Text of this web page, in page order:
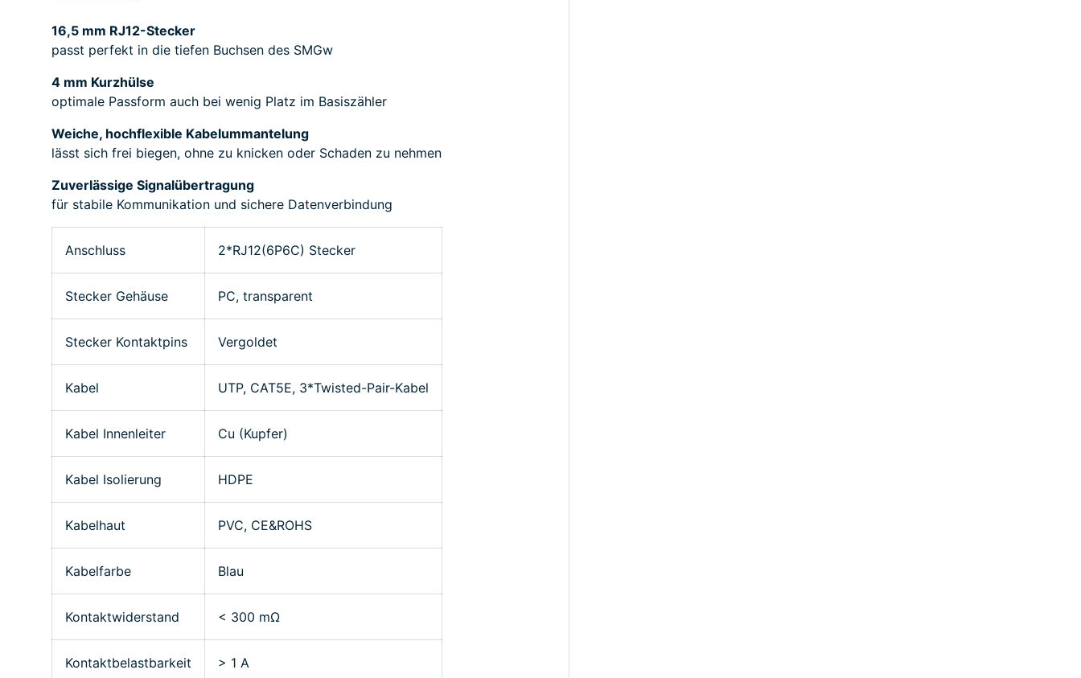
16,5 mm RJ12-Stecker
passt perfekt in die tiefen Buchsen des SMGw
4 mm Kurzhülse
optimale Passform auch bei wenig Platz im Basiszähler
Weiche, hochflexible Kabelummantelung
lässt sich frei biegen, ohne zu knicken oder Schaden zu nehmen
Zuverlässige Signalübertragung
für stabile Kommunikation und sichere Datenverbindung
Anschluss 2*RJ12(6P6C) Stecker
Stecker Gehäuse PC, transparent
Stecker Kontaktpins Vergoldet
Kabel UTP, CAT5E, 3*Twisted-Pair-Kabel
Kabel Innenleiter Cu (Kupfer)
Kabel Isolierung HDPE
Kabelhaut PVC, CE&ROHS
Kabelfarbe Blau
Kontaktwiderstand < 300 mΩ
Kontaktbelastbarkeit > 1 A